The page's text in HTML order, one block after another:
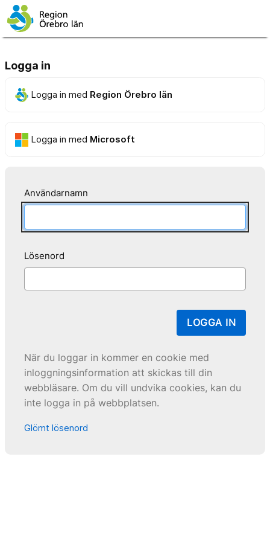
Logga in
Logga in med Region Örebro län
Logga in med Microsoft
Användarnamn
Lösenord
LOGGA IN
När du loggar in kommer en cookie med
inloggningsinformation att skickas till din
webbläsare. Om du vill undvika cookies, kan du
inte logga in på webbplatsen.
Glömt lösenord